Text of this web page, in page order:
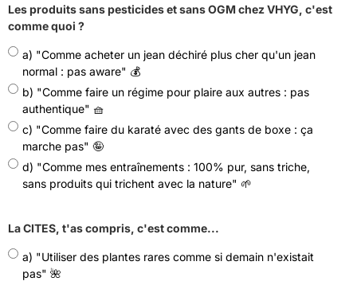
Les produits sans pesticides et sans OGM chez VHYG, c'est
comme quoi ?
a) "Comme acheter un jean déchiré plus cher qu'un jean
normal : pas aware" 💰
b) "Comme faire un régime pour plaire aux autres : pas
authentique" 🧺
c) "Comme faire du karaté avec des gants de boxe : ça
marche pas" 🤪
d) "Comme mes entraînements : 100% pur, sans triche,
sans produits qui trichent avec la nature" 🌱
La CITES, t'as compris, c'est comme...
a) "Utiliser des plantes rares comme si demain n'existait
pas" 🌺